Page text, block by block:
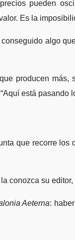
pueden
Es la
algo
producen
está
que recorre
conozca su
Aeterna: